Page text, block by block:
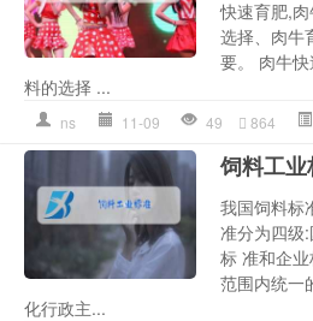
快速育肥,
选择、肉牛
要。 肉牛
料的选择 ...
ns 11-09 49 864
饲料工
我国饲料标
准分为四级
标 准和企
范围内统一
化行政主...